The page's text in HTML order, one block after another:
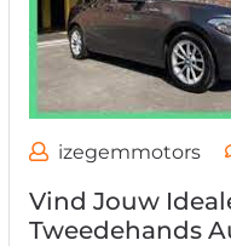
izegemmotors
Vind Jouw
Tweedehands